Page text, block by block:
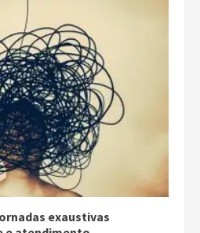
exaustivas